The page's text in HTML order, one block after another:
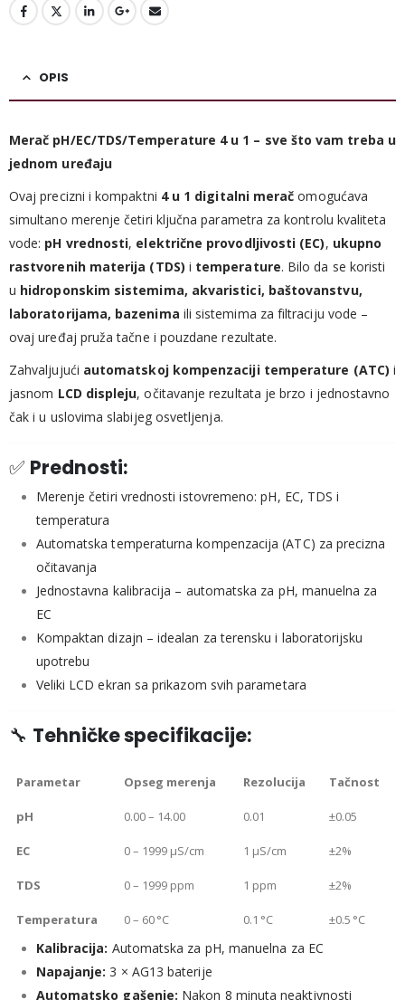
OPIS
Merač pH/EC/TDS/Temperature 4 u 1 – sve što vam treba u
jednom uređaju
Ovaj precizni i kompaktni 4 u 1 digitalni merač omogućava
simultano merenje četiri ključna parametra za kontrolu kvaliteta
vode: pH vrednosti, električne provodljivosti (EC), ukupno
rastvorenih materija (TDS) i temperature. Bilo da se koristi
u hidroponskim sistemima, akvaristici, baštovanstvu,
laboratorijama, bazenima ili sistemima za filtraciju vode –
ovaj uređaj pruža tačne i pouzdane rezultate.
Zahvaljujući automatskoj kompenzaciji temperature (ATC) i
jasnom LCD displeju, očitavanje rezultata je brzo i jednostavno
čak i u uslovima slabijeg osvetljenja.
✅ Prednosti:
Merenje četiri vrednosti istovremeno: pH, EC, TDS i
temperatura
Automatska temperaturna kompenzacija (ATC) za precizna
očitavanja
Jednostavna kalibracija – automatska za pH, manuelna za
EC
Kompaktan dizajn – idealan za terensku i laboratorijsku
upotrebu
Veliki LCD ekran sa prikazom svih parametara
🔧 Tehničke specifikacije:
Parametar Opseg merenja Rezolucija Tačnost
pH 0.00 – 14.00 0.01 ±0.05
EC 0 – 1999 µS/cm 1 µS/cm ±2%
TDS 0 – 1999 ppm 1 ppm ±2%
Temperatura 0 – 60 °C 0.1 °C ±0.5 °C
Kalibracija: Automatska za pH, manuelna za EC
Napajanje: 3 × AG13 baterije
Automatsko gašenje: Nakon 8 minuta neaktivnosti